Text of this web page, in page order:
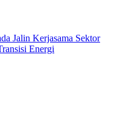
Jalin Kerjasama Sektor
Energi